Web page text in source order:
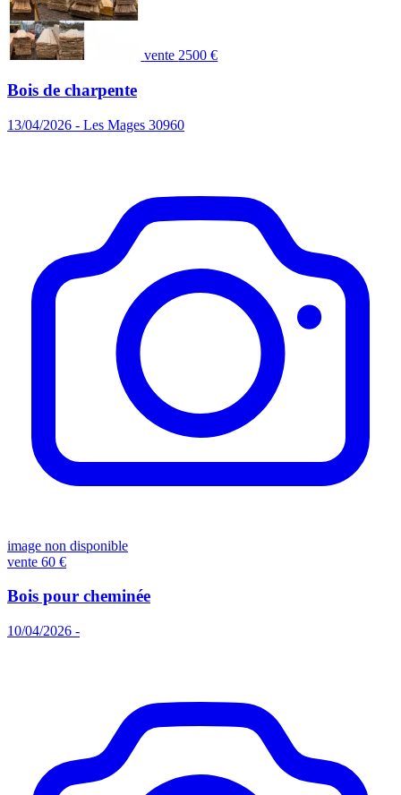
vente 2500 €
Bois de charpente
13/04/2026 - Les Mages 30960
image non disponible
vente 60 €
Bois pour cheminée
10/04/2026 -